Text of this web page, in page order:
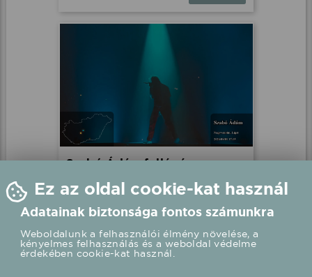
Szabó Ádám fellépés
Részletek
Ez az oldal cookie-kat használ
Adatainak biztonsága fontos számunkra
Weboldalunk a felhasználói élmény növelése, a
kényelmes felhasználás és a weboldal védelme
érdekében cookie-kat használ.